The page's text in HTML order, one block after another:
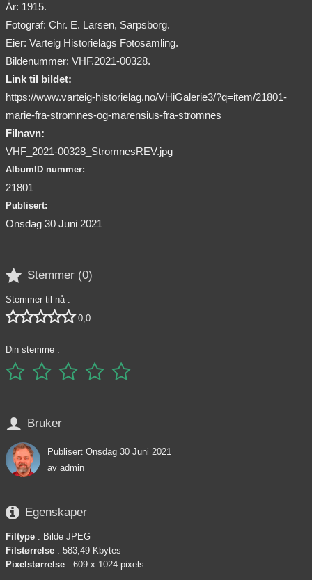
År: 1915.
Fotograf: Chr. E. Larsen, Sarpsborg.
Eier: Varteig Historielags Fotosamling.
Bildenummer: VHF.2021-00328.
Link til bildet:
https://www.varteig-historielag.no/VHiGalerie3/?q=item/21801-
marie-fra-stromnes-og-marensius-fra-stromnes
Filnavn:
VHF_2021-00328_StromnesREV.jpg
AlbumID nummer:
21801
Publisert:
Onsdag 30 Juni 2021
 Stemmer (0)
Stemmer til nå :
 0,0
Din stemme :
    
 Bruker
Publisert Onsdag 30 Juni 2021
av admin
 Egenskaper
Filtype : Bilde JPEG
Filstørrelse : 583,49 Kbytes
Pixelstørrelse : 609 x 1024 pixels